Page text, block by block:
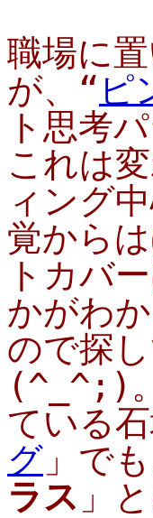
職場に
が、“ ピ
ト思考
これは
ィング
覚から
トカバ
かがわ
ので探
(^_^;)
ている
グ 」で
ラス 」